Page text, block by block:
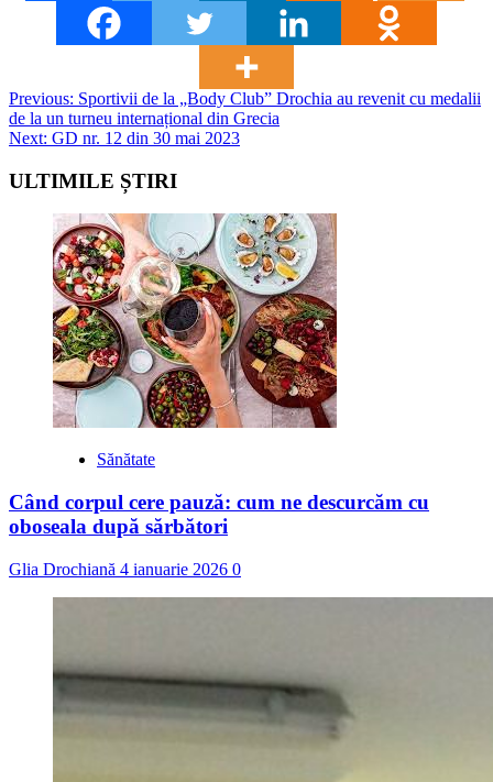
Post
navigation
Previous: Sportivii de la „Body Club” Drochia au revenit cu medalii
de la un turneu internațional din Grecia
Next: GD nr. 12 din 30 mai 2023
ULTIMILE ȘTIRI
Sănătate
Când corpul cere pauză: cum ne descurcăm cu
oboseala după sărbători
Glia Drochiană 4 ianuarie 2026 0